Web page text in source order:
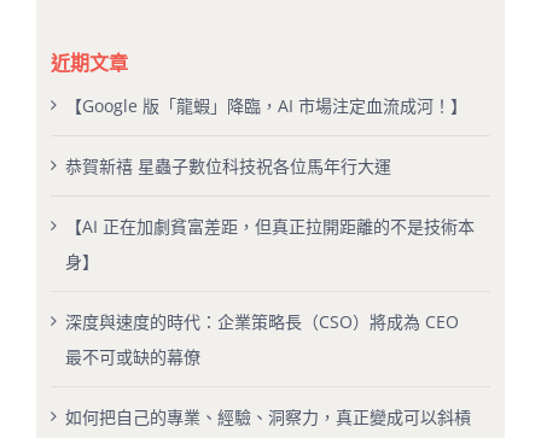
近期文章
【Google 版「龍蝦」降臨，AI 市場注定血流成河！】
恭賀新禧 星蟲子數位科技祝各位馬年行大運
【AI 正在加劇貧富差距，但真正拉開距離的不是技術本
身】
深度與速度的時代：企業策略長（CSO）將成為 CEO
最不可或缺的幕僚
如何把自己的專業、經驗、洞察力，真正變成可以斜槓